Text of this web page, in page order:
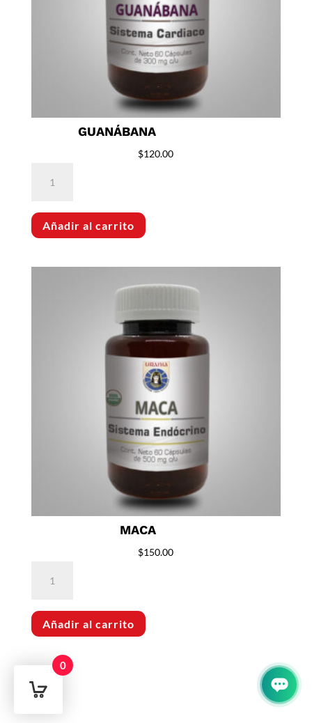
GUANÁBANA
$120.00
cantidad
Añadir al carrito
MACA
$150.00
cantidad
Añadir al carrito
0